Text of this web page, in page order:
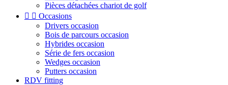
Pièces détachées chariot de golf
  Occasions
Drivers occasion
Bois de parcours occasion
Hybrides occasion
Série de fers occasion
Wedges occasion
Putters occasion
RDV fitting